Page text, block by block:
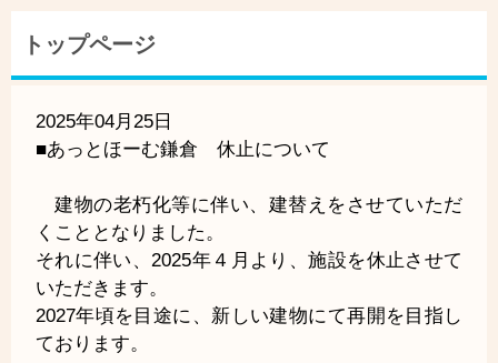
トップページ
2025年04月25日
■あっとほーむ鎌倉 休止について
建物の老朽化等に伴い、建替えをさせていただ
くこととなりました。
それに伴い、2025年４月より、施設を休止させて
いただきます。
2027年頃を目途に、新しい建物にて再開を目指し
ております。